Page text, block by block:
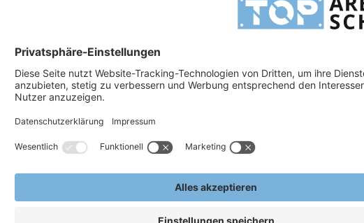
sparen.
-
mit ausgesprochen